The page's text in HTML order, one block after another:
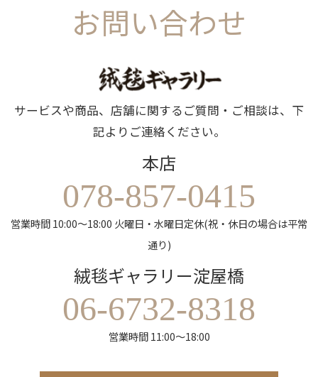
お問い合わせ
サービスや商品、店舗に関するご質問・ご相談は、下
記よりご連絡ください。
本店
078-857-0415
営業時間 10:00～18:00 火曜日・水曜日定休(祝・休日の場合は平常
通り)
絨毯ギャラリー淀屋橋
06-6732-8318
営業時間 11:00～18:00